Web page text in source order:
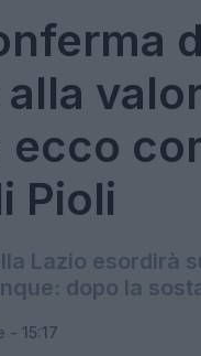
ecco
Pioli
Lazio esordirà
dopo la
- 15:17